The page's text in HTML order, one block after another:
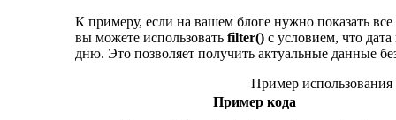
К примеру, если на вашем блоге нужно показать
вы можете использовать filter() с условием, что
дню. Это позволяет получить актуальные данные
Пример использования
Пример кода